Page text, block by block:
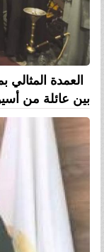
العمدة
بين عائلة من